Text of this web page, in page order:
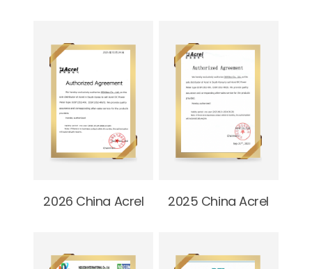
2026 China Acrel 2025 China Acrel